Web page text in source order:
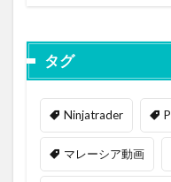
タグ
Ninjatrader
マレーシア動画